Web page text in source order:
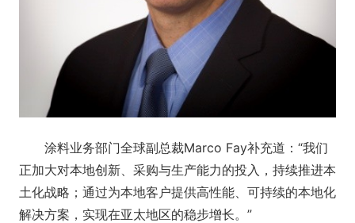
涂料业务部门全球副总裁Marco Fay补充道：“我们
正加大对本地创新、采购与生产能力的投入，持续推进本
土化战略；通过为本地客户提供高性能、可持续的本地化
解决方案，实现在亚太地区的稳步增长。”